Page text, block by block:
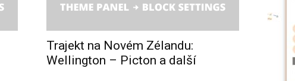
Trajekt na Novém Zélandu:
Wellington – Picton a další